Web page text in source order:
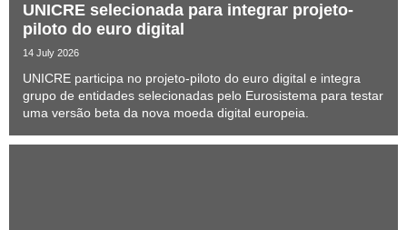
UNICRE selecionada para integrar projeto-
piloto do euro digital
14 July 2026
UNICRE participa no projeto-piloto do euro digital e integra
grupo de entidades selecionadas pelo Eurosistema para testar
uma versão beta da nova moeda digital europeia.